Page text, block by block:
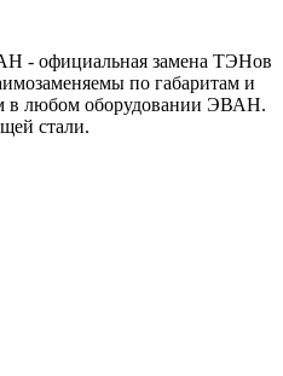
- официальная замена ТЭНов
по габаритам и
в любом оборудовании ЭВАН.
стали.